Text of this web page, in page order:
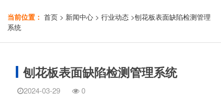
当前位置： 首页 > 新闻中心 > 行业动态 >刨花板表面缺陷检测管理
系统
刨花板表面缺陷检测管理系统
2024-03-29 0